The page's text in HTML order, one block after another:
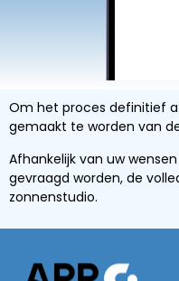
Om het proces definitief
gemaakt te worden van
Afhankelijk van uw
gevraagd worden, de
zonnenstudio.